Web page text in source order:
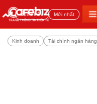
Đọc nhiều Mới nhất
Kinh doanh Tài chính ngân hàng